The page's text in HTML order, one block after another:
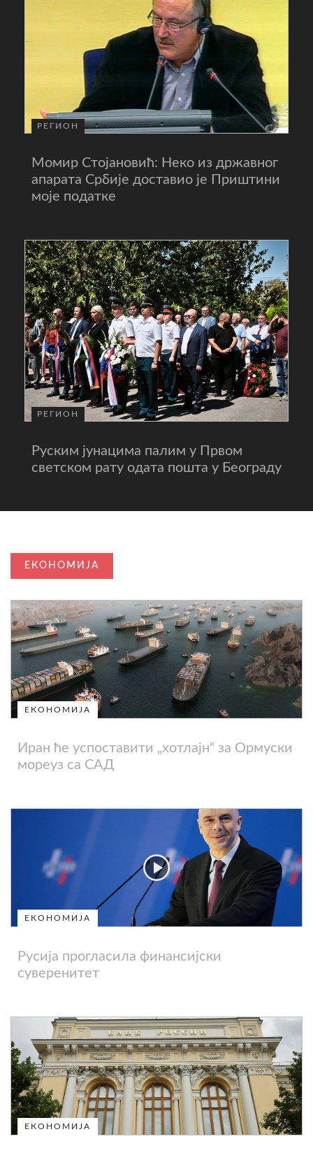
РЕГИОН
Момир Стојановић: Неко из државног
апарата Србије доставио је Приштини
моје податке
РЕГИОН
Руским јунацима палим у Првом
светском рату одата пошта у Београду
ЕКОНОМИЈА
ЕКОНОМИЈА
Иран ће успоставити „хотлајн“ за Ормуски
мореуз са САД
ЕКОНОМИЈА
Русија прогласила финансијски
суверенитет
ЕКОНОМИЈА